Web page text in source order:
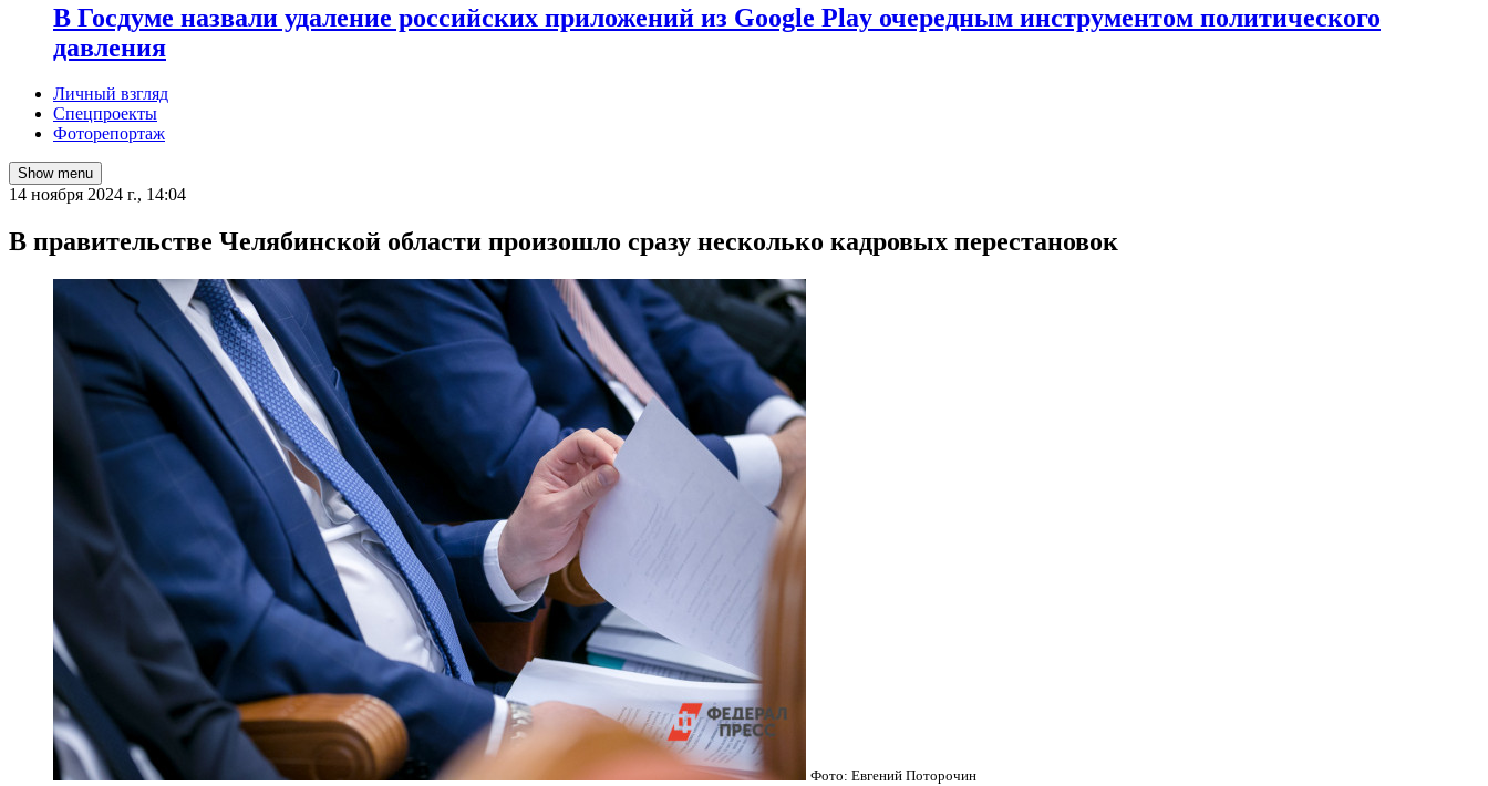
В Госдуме назвали удаление российских приложений из Google Play очередным инструментом политического
давления
Личный взгляд
Спецпроекты
Фоторепортаж
Show menu
14 ноября 2024 г., 14:04
В правительстве Челябинской области произошло сразу несколько кадровых перестановок
Фото: Евгений Поторочин